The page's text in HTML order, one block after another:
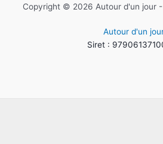
Copyright © 2026 Autour d'un jour
Autour d'un
Siret :